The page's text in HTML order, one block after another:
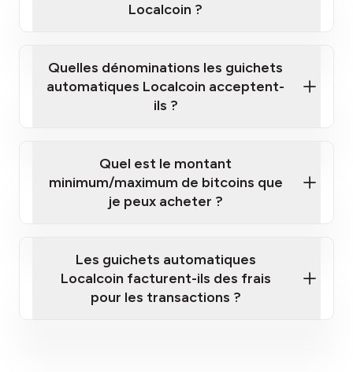
guichet automatique Localcoin le plus
Localcoin ?
Quelles dénominations les guichets
automatiques Localcoin acceptent-
ils ?
Quel est le montant
minimum/maximum de bitcoins que
je peux acheter ?
Les guichets automatiques
Localcoin facturent-ils des frais
pour les transactions ?